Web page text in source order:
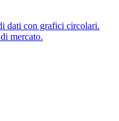
dati con grafici circolari.
mercato.